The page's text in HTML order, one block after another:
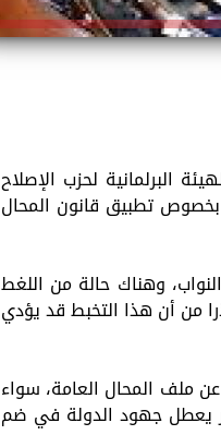
البرلمانية لحزب الإصلاح
بخصوص تطبيق قانون المحال
وهناك حالة من اللغط
من أن هذا التخبط قد يؤدي
عن ملف المحال العامة، سواء
يعطل جهود الدولة في ضم